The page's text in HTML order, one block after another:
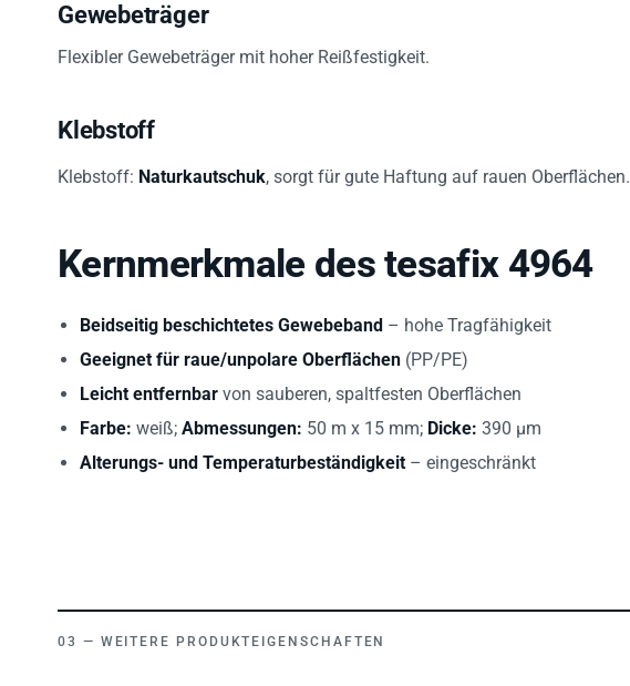
Gewebeträger
Flexibler Gewebeträger mit hoher Reißfestigkeit.
Klebstoff
Klebstoff: Naturkautschuk, sorgt für gute Haftung auf rauen Oberflächen.
Kernmerkmale des tesafix 4964
Beidseitig beschichtetes Gewebeband – hohe Tragfähigkeit
Geeignet für raue/unpolare Oberflächen (PP/PE)
Leicht entfernbar von sauberen, spaltfesten Oberflächen
Farbe: weiß; Abmessungen: 50 m x 15 mm; Dicke: 390 µm
Alterungs- und Temperaturbeständigkeit – eingeschränkt
WEITERE PRODUKTEIGENSCHAFTEN